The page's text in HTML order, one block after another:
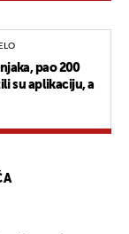
pao 200
su aplikaciju, a